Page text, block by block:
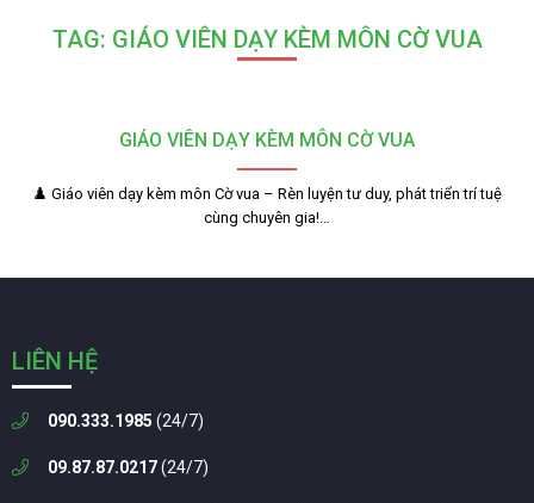
TAG: GIÁO VIÊN DẠY KÈM MÔN CỜ VUA
GIÁO VIÊN DẠY KÈM MÔN CỜ VUA
♟️ Giáo viên dạy kèm môn Cờ vua – Rèn luyện tư duy, phát triển trí tuệ
cùng chuyên gia!…
LIÊN HỆ
090.333.1985 (24/7)
09.87.87.0217(24/7)